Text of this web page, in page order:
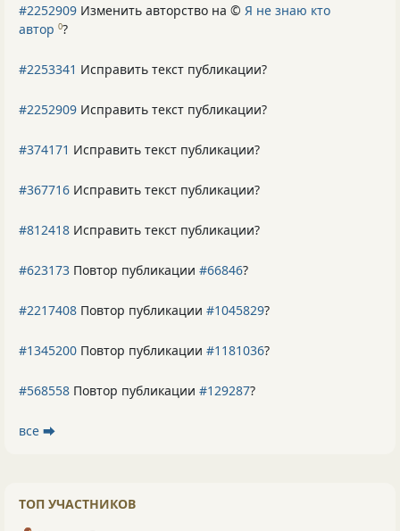
#2252909 Изменить авторство на © Я не знаю кто
автор 0?
#2253341 Исправить текст публикации?
#2252909 Исправить текст публикации?
#374171 Исправить текст публикации?
#367716 Исправить текст публикации?
#812418 Исправить текст публикации?
#623173 Повтор публикации #66846?
#2217408 Повтор публикации #1045829?
#1345200 Повтор публикации #1181036?
#568558 Повтор публикации #129287?
все ⮕
ТОП УЧАСТНИКОВ